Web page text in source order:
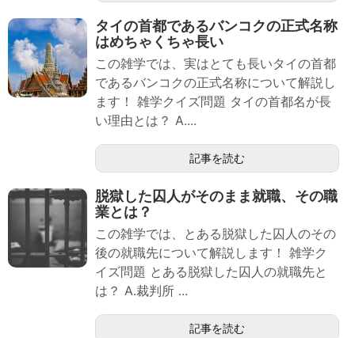
タイの首都であるバンコクの正式名称
はめちゃくちゃ長い
この雑学では、実はとても長いタイの首都
であるバンコクの正式名称について解説し
ます！ 雑学クイズ問題 タイの首都名が長
い理由とは？ A....
記事を読む
脱獄した囚人がそのまま就職、その職
業とは？
この雑学では、とある脱獄した囚人のその
後の就職先について解説します！ 雑学ク
イズ問題 とある脱獄した囚人の就職先と
は？ A.裁判所 ...
記事を読む